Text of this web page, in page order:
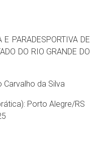
E PARADESPORTIVA DE
DO RIO GRANDE DO
Carvalho da Silva
Porto Alegre/RS